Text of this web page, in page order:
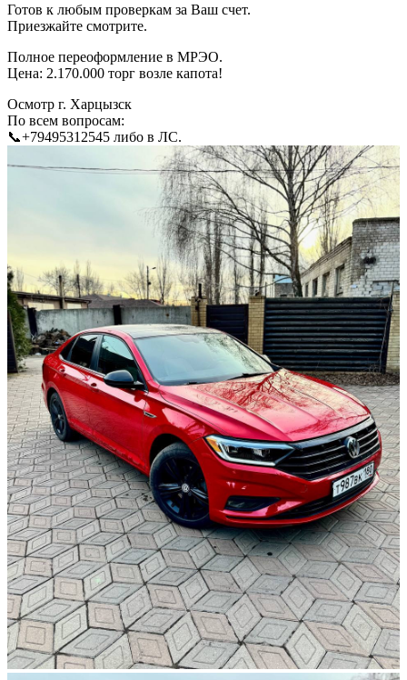
Готов к любым проверкам за Ваш счет.
Приезжайте смотрите.
Полное переоформление в МРЭО.
Цена: 2.170.000 торг возле капота!
Осмотр г. Харцызск
По всем вопросам:
📞+79495312545 либо в ЛС.